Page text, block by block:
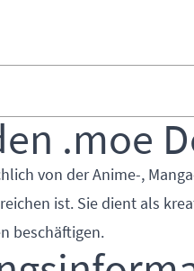
.moe
von der Anime-,
ist. Sie dient als
beschäftigen.